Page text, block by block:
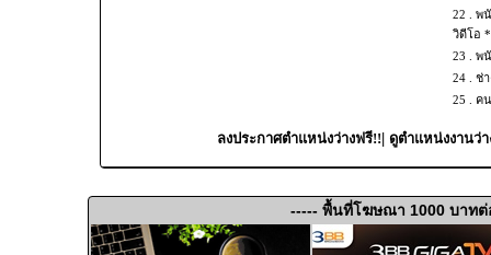
22 . พ
วิดีโอ
23 . พ
24 . ช่
25 .
ค
ลงประกาศตำแหน่งว่างฟรี!!| ดูตำแหน่งงานว่
----- พื้นที่โฆษณา 1000 บาทต่